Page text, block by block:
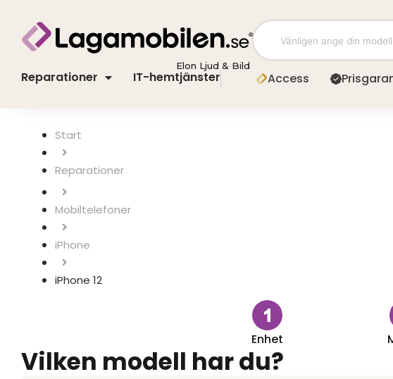
innehåll
Elon Ljud & Bild
Reparationer IT-hemtjänster Access
Start
Mobiltelefoner
iPhone
iPhone 12
Enhet
Vilken modell har du?